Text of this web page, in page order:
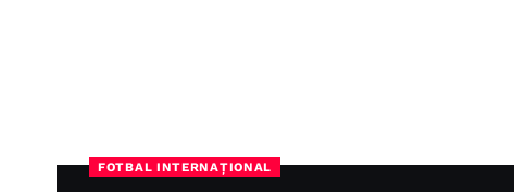
FOTBAL INTERNAȚIONAL